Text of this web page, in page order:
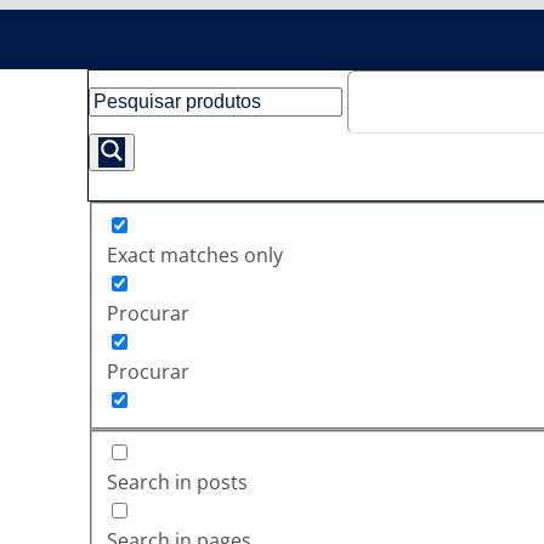
Exact matches only
Procurar
Procurar
Search in posts